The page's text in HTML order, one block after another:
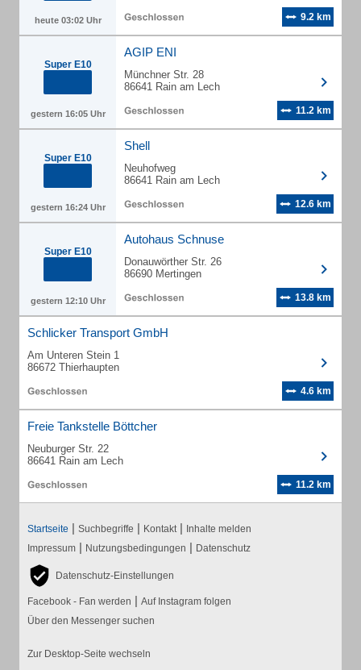
heute 03:02 Uhr 9.2 km
Super E10
gestern 16:05 Uhr
AGIP ENI
Münchner Str. 28
86641 Rain am Lech
11.2 km
Super E10
gestern 16:24 Uhr
Shell
Neuhofweg
86641 Rain am Lech
12.6 km
Super E10
gestern 12:10 Uhr
Autohaus Schnuse
Donauwörther Str. 26
86690 Mertingen
13.8 km
Schlicker Transport GmbH
Am Unteren Stein 1
86672 Thierhaupten
4.6 km
Freie Tankstelle Böttcher
Neuburger Str. 22
86641 Rain am Lech
11.2 km
Startseite | Suchbegriffe | Kontakt | Inhalte melden
Impressum | Nutzungsbedingungen | Datenschutz
Datenschutz-Einstellungen
Facebook - Fan werden | Auf Instagram folgen
Über den Messenger suchen
Zur Desktop-Seite wechseln